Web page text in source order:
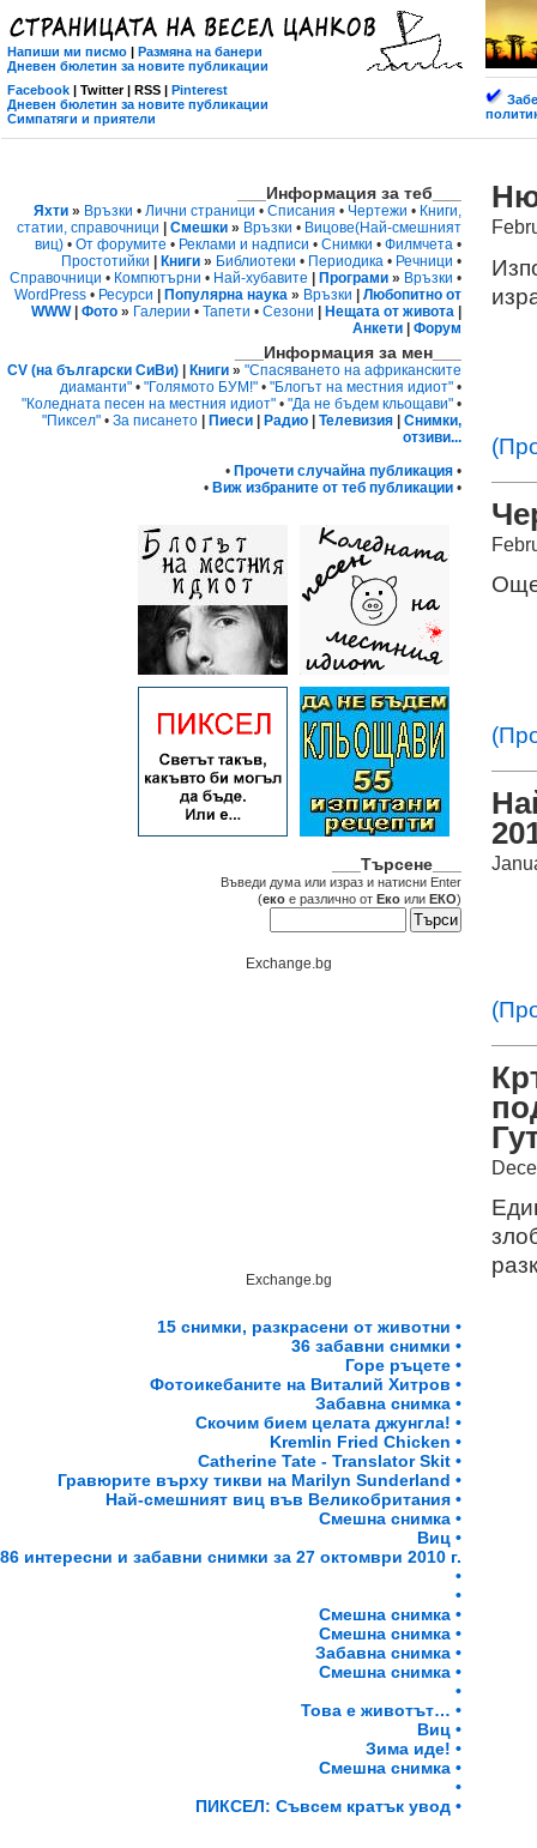
Напиши ми писмо | Размяна на банери
Дневен бюлетин за новите публикации
Facebook | Twitter | RSS | Pinterest
Дневен бюлетин за новите публикации
Симпатяги и приятели
Ню
___Информация за теб___
Яхти » Връзки • Лични страници • Списания • Чертежи • Книги,
статии, справочници
Смешки » Връзки • Вицове(Най-смешният
виц) • От форумите • Реклами и надписи • Снимки • Филмчета •
Простотийки
Книги » Библиотеки • Периодика • Речници •
Справочници • Компютърни • Най-хубавите Програми » Връзки •
WordPress • Ресурси Популярна наука » Връзки
Любопитно от
WWW| Фото » Галерии • Тапети • Сезони Нещата от живота
Анкети
Форум
___Информация за мен___
CV (на български СиВи) Книги » "Спасяването на африканските
диаманти" • "Голямото БУМ!" • "Блогът на местния идиот" •
"Коледната песен на местния идиот" • "Да не бъдем кльощави" •
"Пиксел" • За писането Пиеси Радио Телевизия
Снимки,
отзиви...
• Прочети случайна публикация •
• Виж избраните от теб публикации •
___Търсене___
Въведи дума или израз и натисни Enter
(еко е различно от Еко или ЕКО)
Exchange.bg
Exchange.bg
15 снимки, разкрасени от животни •
36 забавни снимки •
Горе ръцете •
Фотоикебаните на Виталий Хитров •
Забавна снимка •
Скочим бием целата джунгла! •
Kremlin Fried Chicken •
Catherine Tate - Translator Skit •
Гравюрите върху тикви на Marilyn Sunderland •
Най-смешният виц във Великобритания •
Смешна снимка •
Виц •
86 интересни и забавни снимки за 27 октомври 2010 г.
•
•
Смешна снимка •
Смешна снимка •
Забавна снимка •
Смешна снимка •
•
Това е животът… •
Виц •
Зима иде! •
Смешна снимка •
•
ПИКСЕЛ: Съвсем кратък увод •